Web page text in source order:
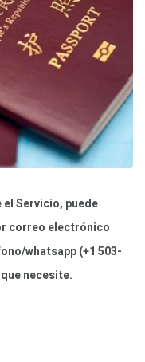
Servicio, puede
correo electrónico
whatsapp (+1 503-
necesite.